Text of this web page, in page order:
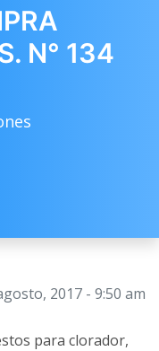
N° 134
2017 - 9:50 am
para clorador,